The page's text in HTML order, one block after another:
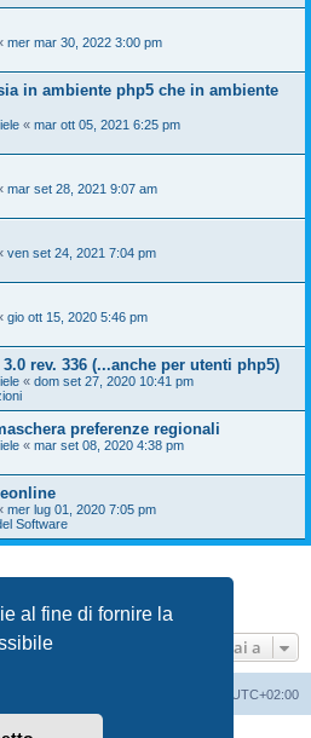
al fine di fornire la
mer mar 30, 2022 3:00 pm
in ambiente php5 che in ambiente
« mar ott 05, 2021 6:25 pm
mar set 28, 2021 9:07 am
ven set 24, 2021 7:04 pm
gio ott 15, 2020 5:46 pm
rev. 336 (...anche per utenti php5)
« dom set 27, 2020 10:41 pm
preferenze regionali
« mar set 08, 2020 4:38 pm
mer lug 01, 2020 7:05 pm
Software
Vai a
UTC+02:00